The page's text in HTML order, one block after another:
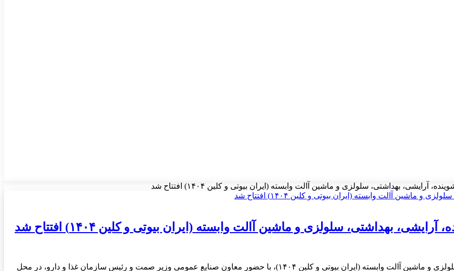
آرایشی، بهداشتی، سلولزی و ماشین آالت وابسته (ایران بیوتی و کلین ۱۴۰۴) افتتاح شد
بهداشتی، سلولزی و ماشین آالت وابسته (ایران بیوتی و کلین ۱۴۰۴) افتتاح شد
سی و دومین نمایشگاه بین المللی مواد شوینده، آرایشی، بهداشتی، سلولزی و ماشین آالت وابسته (ایران بیوتی و کلین ۱۴۰۴)، با حضور معاون صنایع عمومی وزیر صمت و رئيس سازمان غذا و دارو، در محل